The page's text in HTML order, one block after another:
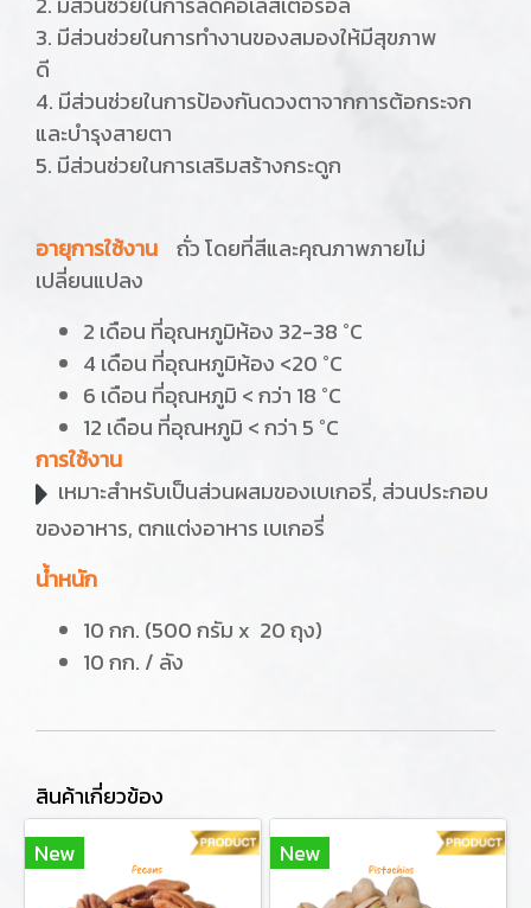
3. มีส่วนช่วยในการทำงานของสมองให้มีสุขภาพ
ดี
4. มีส่วนช่วยในการป้องกันดวงตาจากการต้อกระจก
และบำรุงสายตา
5. มีส่วนช่วยในการเสริมสร้างกระดูก
อายุการใช้งาน ถั่ว โดยที่สีและคุณภาพภายไม่
เปลี่ยนแปลง
2 เดือน ที่อุณหภูมิห้อง 32-38 °C
4 เดือน ที่อุณหภูมิห้อง <20 °C
6 เดือน ที่อุณหภูมิ < กว่า 18 °C
12 เดือน ที่อุณหภูมิ < กว่า 5 °C
การใช้งาน
เหมาะสำหรับเป็นส่วนผสมของเบเกอรี่, ส่วนประกอบ
ของอาหาร, ตกแต่งอาหาร เบเกอรี่
น้ำหนัก
10 กก. (500 กรัม x 20 ถุง)
10 กก. / ลัง
สินค้าเกี่ยวข้อง
New
New